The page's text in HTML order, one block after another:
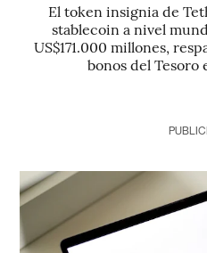
El token insignia de
stablecoin a nivel
US$171.000 millones,
bonos del Tesoro